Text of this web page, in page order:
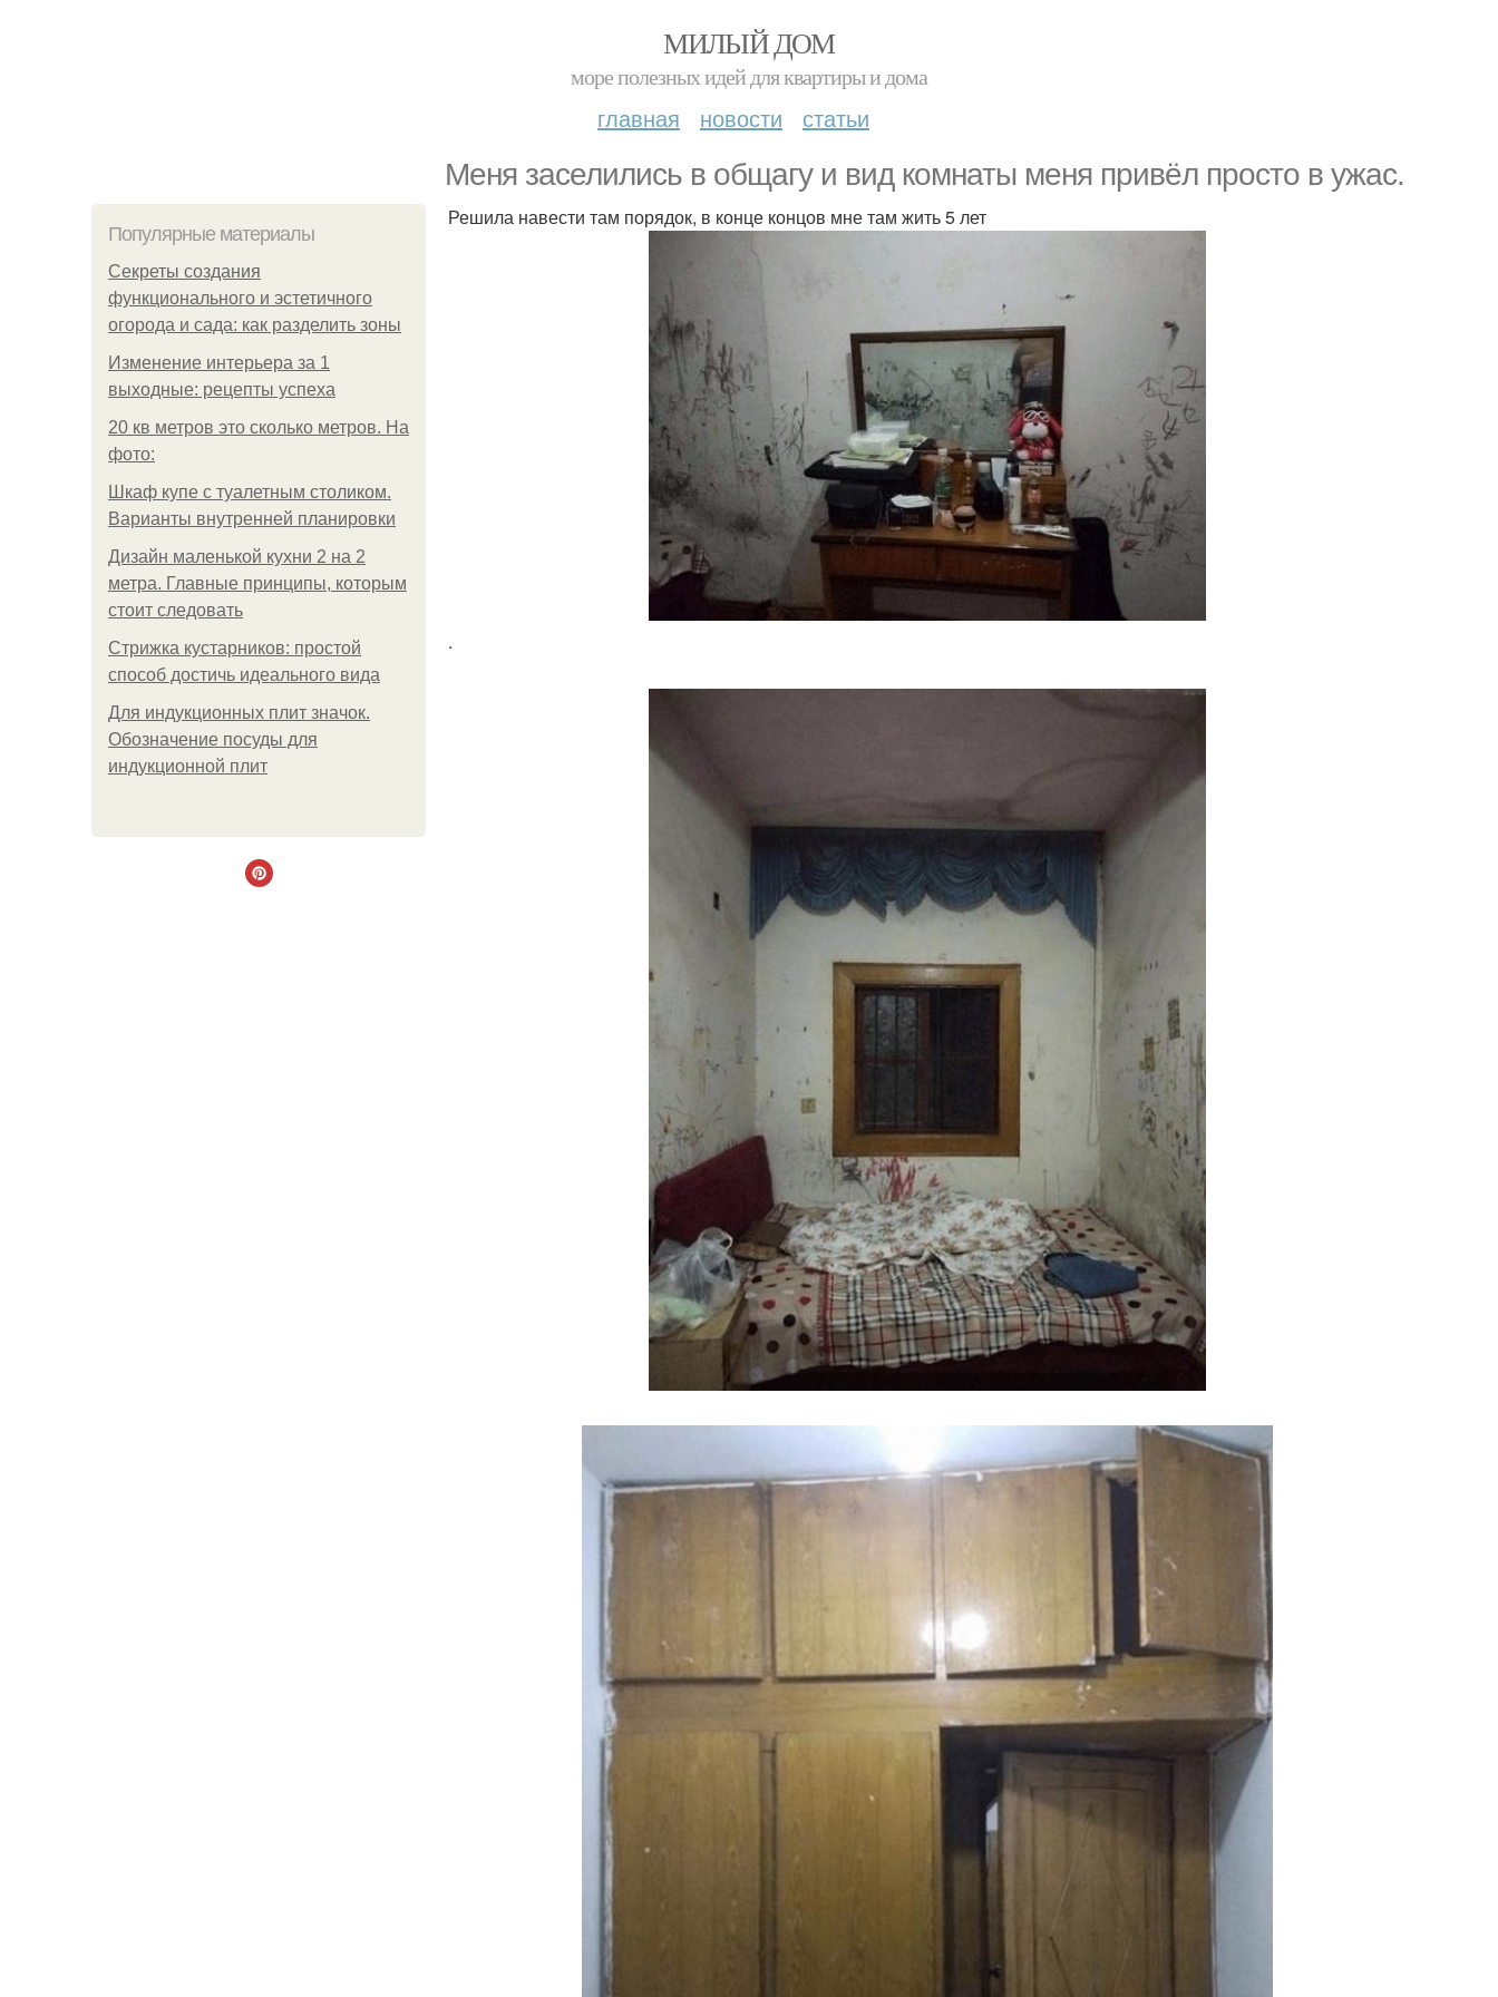
МИЛЫЙ ДОМ
море полезных идей для квартиры и дома
главная новости статьи
Меня заселились в общагу и вид комнаты меня привёл просто в ужас.
Популярные материалы
Секреты создания
функционального и эстетичного
огорода и сада: как разделить зоны
Изменение интерьера за 1
выходные: рецепты успеха
20 кв метров это сколько метров. На
фото:
Шкаф купе с туалетным столиком.
Варианты внутренней планировки
Дизайн маленькой кухни 2 на 2
метра. Главные принципы, которым
стоит следовать
Стрижка кустарников: простой
способ достичь идеального вида
Для индукционных плит значок.
Обозначение посуды для
индукционной плит
Решила навести там порядок, в конце концов мне там жить 5 лет
.